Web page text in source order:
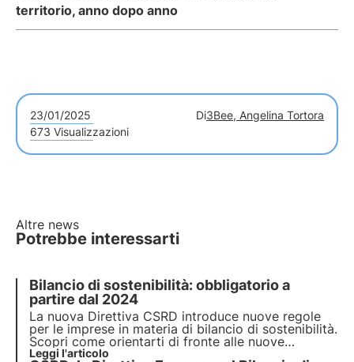
territorio, anno dopo anno
23/01/2025 Di3Bee, Angelina Tortora
673 Visualizzazioni
Altre news
Potrebbe interessarti
Bilancio di sostenibilità: obbligatorio a
partire dal 2024
La nuova Direttiva CSRD introduce nuove regole
per le imprese in materia di bilancio di sostenibilità.
Scopri come orientarti di fronte alle nuove
normative e se la tua impresa rientra tra quelle a
Leggi l'articolo